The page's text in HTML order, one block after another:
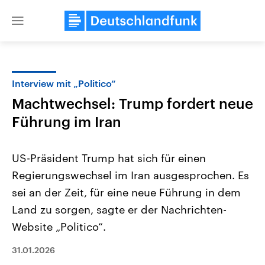
Close
Landtagswahl Sachsen-Anhalt
2026
Alle Informationen
Sachsen-Anhalt wählt am 6.
Landtag. Seit 2021 wird das
USA
Aktuelle Beiträge,
Interview mit „Politico“
Machtwechsel: Trump fordert neue
Führung im Iran
US-Präsident Trump hat sich für einen
Regierungswechsel im Iran ausgesprochen. Es
sei an der Zeit, für eine neue Führung in dem
Land ‌zu sorgen, sagte ​er der Nachrichten-
Website „Politico“.
31.01.2026